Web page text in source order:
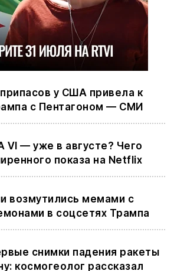
у США привела к
с Пентагоном — СМИ
VI — уже в августе? Чего
показа на Netflix
возмутились мемами с
в соцсетях Трампа
снимки падения ракеты
космогеолог рассказал